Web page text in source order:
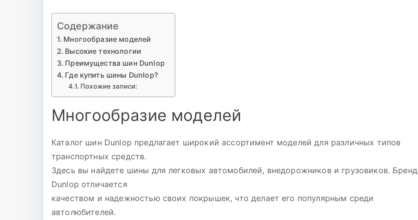
Содержание
Многообразие моделей
Высокие технологии
Преимущества шин Dunlop
Где купить шины Dunlop?
Похожие записи:
Многообразие моделей
Каталог шин Dunlop предлагает широкий ассортимент моделей для различных типов
транспортных средств.
Здесь вы найдете шины для легковых автомобилей, внедорожников и грузовиков. Бренд
Dunlop отличается
качеством и надежностью своих покрышек, что делает его популярным среди
автолюбителей.